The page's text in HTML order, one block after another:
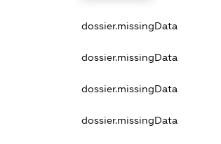
dossier.missingData
dossier.missingData
dossier.missingData
dossier.missingData